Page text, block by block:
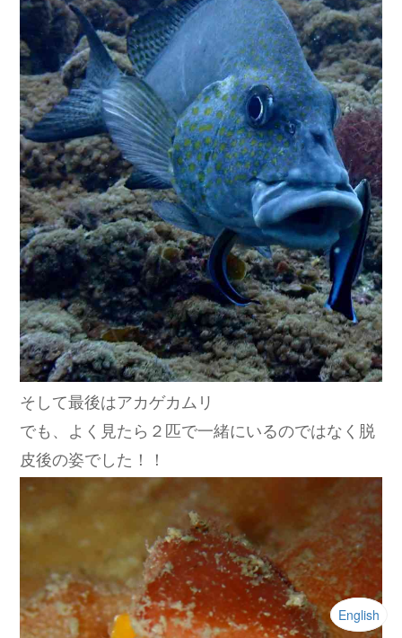
そして最後はアカゲカムリ
でも、よく見たら２匹で一緒にいるのではなく脱
皮後の姿でした！！
English